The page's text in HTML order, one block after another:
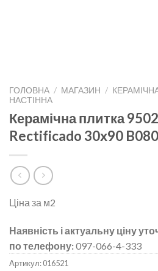
ГОЛОВНА / МАГАЗИН /
НАСТІННА
Керамічна плитка
Rectificado 30х90 B080
Ціна за м2
Наявність і актуальну ціну
по телефону:097-066-4-333
Артикул:016521